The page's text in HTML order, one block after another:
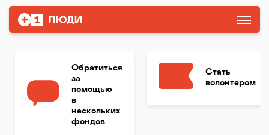
Обратиться
за
помощью
в
нескольких
фондов
Стать
волонтером